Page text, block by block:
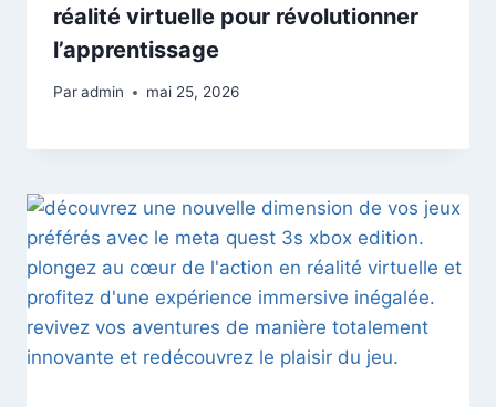
réalité virtuelle pour révolutionner
l’apprentissage
Paradmin mai 25, 2026